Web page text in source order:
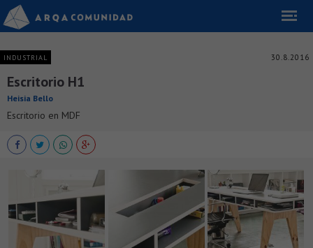
INDUSTRIAL 30.8.2016
Escritorio H1
Heisia Bello
Escritorio en MDF